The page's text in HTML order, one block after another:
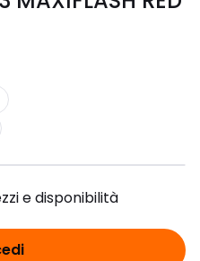
e disponibilità